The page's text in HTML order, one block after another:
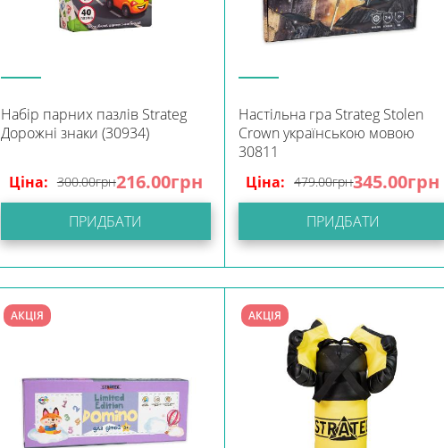
Набір парних пазлів Strateg
Дорожні знаки (30934)
Ціна: 300.00грн216.00грн
ПРИДБАТИ
Настільна гра Strateg Stolen
Crown українською мовою
30811
Ціна:
479.00грн345.00грн
ПРИДБАТИ
АКЦІЯ АКЦІЯ